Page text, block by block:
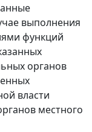
выполнения
функций
органов
власти
местного